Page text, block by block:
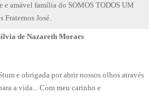
e amável família do SOMOS TODOS UM
Fraternos José.
de Nazareth Moraes
e obrigada por abrir nossos olhos através
a vida... Com meu carinho e